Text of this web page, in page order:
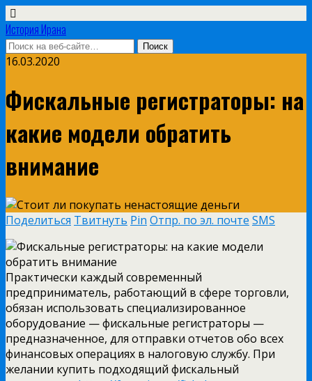
История Ирана
16.03.2020
Фискальные регистраторы: на
какие модели обратить
внимание
Поделиться Твитнуть Pin Отпр. по эл. почте SMS
Практически каждый современный
предприниматель, работающий в сфере торговли,
обязан использовать специализированное
оборудование — фискальные регистраторы —
предназначенное, для отправки отчетов обо всех
финансовых операциях в налоговую службу. При
желании купить подходящий фискальный